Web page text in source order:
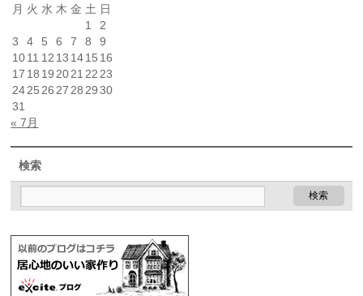
月 火 水 木 金 土 日
1
2
3
4 5 6 7 8
9
1011 12 13 1415 16
17 18 19 2021 22 23
2425 26 27 28 29 30
31
« 7月
検索